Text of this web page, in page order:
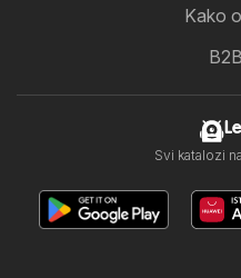
Kako
Svi katalozi